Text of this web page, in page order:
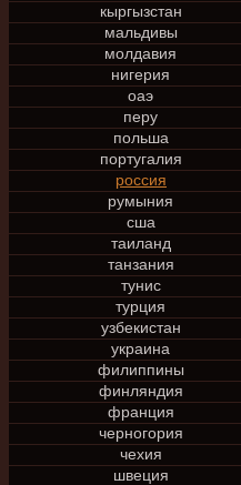
кыргызстан
мальдивы
молдавия
нигерия
оаэ
перу
польша
португалия
россия
румыния
сша
таиланд
танзания
тунис
турция
узбекистан
украина
филиппины
финляндия
франция
черногория
чехия
швеция